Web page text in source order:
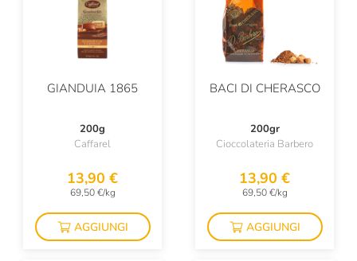
GIANDUIA 1865
200g
Caffarel
13,90 €
69,50 €/kg
AGGIUNGI
BACI DI CHERASCO
200gr
Cioccolateria Barbero
13,90 €
69,50 €/kg
AGGIUNGI